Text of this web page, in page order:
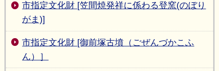
市指定文化財 [笠間焼発祥に係わる登窯(のぼり
がま)]
市指定文化財 [御前塚古墳（ごぜんづかこふ
ん）］